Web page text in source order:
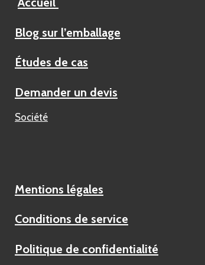
Blog sur l’emballage
Études de cas
Demander un devis
Société
Mentions légales
Conditions de service
Politique de confidentialité